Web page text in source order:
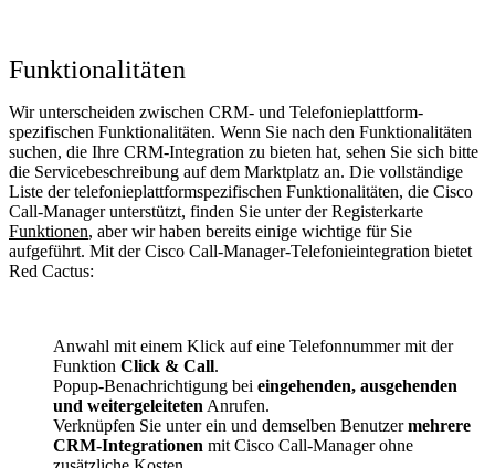
Funktionalitäten
Wir unterscheiden zwischen CRM- und Telefonieplattform-
spezifischen Funktionalitäten. Wenn Sie nach den Funktionalitäten
suchen, die Ihre CRM-Integration zu bieten hat, sehen Sie sich bitte
die Servicebeschreibung auf dem Marktplatz an. Die vollständige
Liste der telefonieplattformspezifischen Funktionalitäten, die Cisco
Call-Manager unterstützt, finden Sie unter der Registerkarte
Funktionen, aber wir haben bereits einige wichtige für Sie
aufgeführt. Mit der Cisco Call-Manager-Telefonieintegration bietet
Red Cactus:
Anwahl mit einem Klick auf eine Telefonnummer mit der
Funktion Click & Call.
Popup-Benachrichtigung bei eingehenden, ausgehenden
und weitergeleiteten Anrufen.
Verknüpfen Sie unter ein und demselben Benutzermehrere
CRM-Integrationen mit Cisco Call-Manager ohne